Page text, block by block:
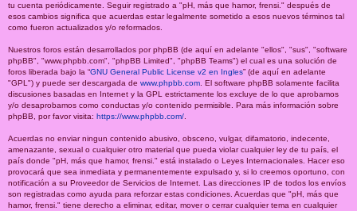
tu cuenta periódicamente. Seguir registrado a "pH, más que hamor, frensi." después de
esos cambios significa que acuerdas estar legalmente sometido a esos nuevos términos tal
como fueron actualizados y/o reformados.
Nuestros foros están desarrollados por phpBB (de aquí en adelante "ellos", "sus", "software
phpBB", "www.phpbb.com", "phpBB Limited", "phpBB Teams") el cual es una solución de
foros liberada bajo la “GNU General Public License v2 en Ingles” (de aquí en adelante
"GPL") y puede ser descargada de www.phpbb.com . El software phpBB solamente facilita
discusiones basadas en Internet y la GPL estrictamente los excluye de lo que aprobamos
y/o desaprobamos como conductas y/o contenido permisible. Para más información sobre
phpBB, por favor visita: https://www.phpbb.com/
Acuerdas no enviar ningun contenido abusivo, obsceno, vulgar, difamatorio, indecente,
amenazante, sexual o cualquier otro material que pueda violar cualquier ley de tu país, el
país donde "pH, más que hamor, frensi." está instalado o Leyes Internacionales. Hacer eso
provocará que sea inmediata y permanentemente expulsado y, si lo creemos oportuno, con
notificación a su Proveedor de Servicios de Internet. Las direcciones IP de todos los envíos
son registradas como ayuda para reforzar estas condiciones. Acuerdas que "pH, más que
hamor, frensi." tiene derecho a eliminar, editar, mover o cerrar cualquier tema en cualquier